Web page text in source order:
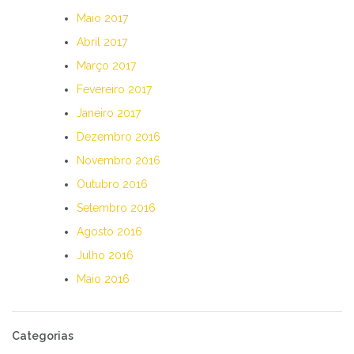
Maio 2017
Abril 2017
Março 2017
Fevereiro 2017
Janeiro 2017
Dezembro 2016
Novembro 2016
Outubro 2016
Setembro 2016
Agosto 2016
Julho 2016
Maio 2016
Categorias